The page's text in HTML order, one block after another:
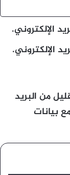
الإلكتروني.
الإلكتروني.
من البريد
بيانات